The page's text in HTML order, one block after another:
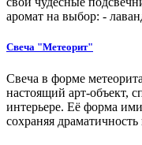
аромат на выбор: -
Свеча "Метеорит"
Свеча в форме
настоящий арт-объект,
интерьере. Её форма
сохраняя